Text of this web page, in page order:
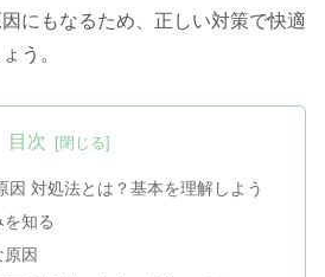
にもなるため、正しい対策で快適
う。
目次
因 対処法とは？基本を理解しよう
知る
因